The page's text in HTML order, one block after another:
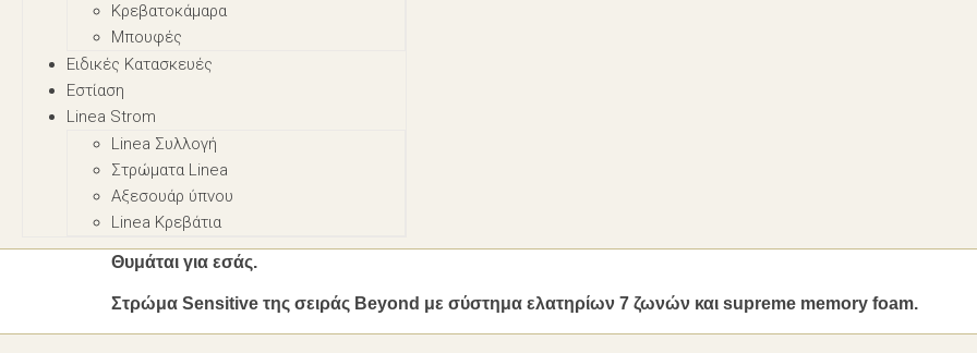
Κρεβατοκάμαρα
Μπουφές
Ειδικές Κατασκευές
Εστίαση
Linea Strom
Linea Συλλογή
Στρώματα Linea
Αξεσουάρ ύπνου
Linea Κρεβάτια
Θυμάται για εσάς.
Στρώμα Sensitive της σειράς Beyond με σύστημα ελατηρίων 7 ζωνών και supreme memory foam.